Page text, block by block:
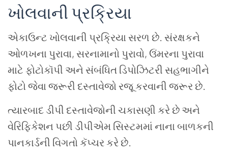
ખોલવાની પ્રક્રિયા
એકાઉન્ટ ખોલવાની પ્રક્રિયા સરળ છે. સંરક્ષકને
ઓળખના પુરાવા, સરનામાનો પુરાવો, ઉંમરના પુરાવા
માટે ફોટોકૉપી અને સંબંધિત ડિપોઝિટરી સહભાગીને
ફોટો જેવા જરૂરી દસ્તાવેજો રજૂકરવાની જરૂર છે.
ત્યારબાદ ડીપી દસ્તાવેજોની ચકાસણી કરે છે અને
વેરિફિકેશન પછી ડીપીએમ સિસ્ટમમાં નાના બાળકની
પાનકાર્ડની વિગતો કૅપ્ચરકરે છે.